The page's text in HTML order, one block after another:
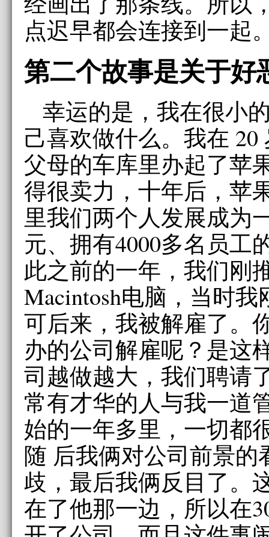
点迟早都会连接到一起
第二个故事是关于好
幸运的是，我在很小
己喜欢做什么。我在
父母的车库里办起了苹
得很卖力，十年后，苹
里我们两个人发展成为
元、拥有4000多名员工
此之前的一年，我们刚
Macintosh电脑，当时
可后来，我被解雇了。
办的公司解雇呢？是这
司越做越大，我们聘请
常有才华的人与我一道
始的一年多里，一切都
随 后我俩对公司前景的
歧，最后我俩反目了。
在了他那一边，所以在